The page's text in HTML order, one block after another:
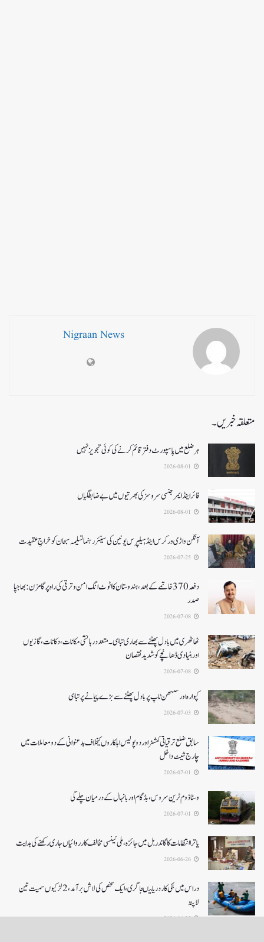
Nigraan News
متعلقہ خبریں۔
ہر ضلع میں پاسپورٹ دفتر قائم کرنے کی کوئی تجویز نہیں
فائر اینڈ ایمرجنسی سروسزکی بھرتیوں میں بے ضابطگیاں
آنگن واڑی ورکرس اینڈ ہیلپرس یونین کی سینئر رہنما تسلیمہ سبحان کو خراجِ عقیدت
دفعہ370 خاتمے کے بعد،ہندوستان کا اٹوٹ انگ امن و ترقی کی راہ پر گامزن : بھاجپا
صدر
ٹھاٹھری میں بادل پھٹنے سے بھاری تباہی۔متعددرہائشی مکانات، دکانات، گاڑیوں
اوربنیادی ڈھانچے کو شدید نقصان
کپوارہ اور سنتھن ٹاپ پر بادل پھٹنے سے بڑے پیمانے پرتباہی
سابق ضلع ترقیاتی کمشنر اور دو پولیس اہلکاروں کیخلاف بدعنوانی کے دو معاملات میں
چارج شیٹ داخل
وسٹا ڈوم ٹرین سروس ، بڈگام اور بانہال کے درمیان چلے گی
یاترا انتظامات کا گاندربل میں جائزہ، ملی ٹینسی مخالف کارروائیاں جاری رکھنے کی ہدایت
دراس میں نجی کاردریا میںجا گری،ایک شخص کی لاش بر آمد، 2لڑکیوں سمیت تین
لاپتہ
2026-06-25